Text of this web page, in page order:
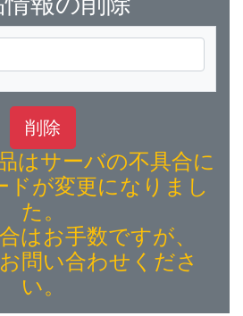
はサーバの不具合に
ドが変更になりまし
た。
はお手数ですが、
問い合わせくださ
い。